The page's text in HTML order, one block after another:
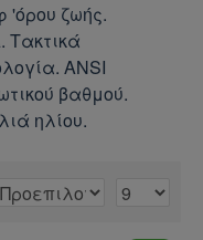
'όρου ζωής.
Τακτικά
ANSI
βαθμού.
ηλίου.